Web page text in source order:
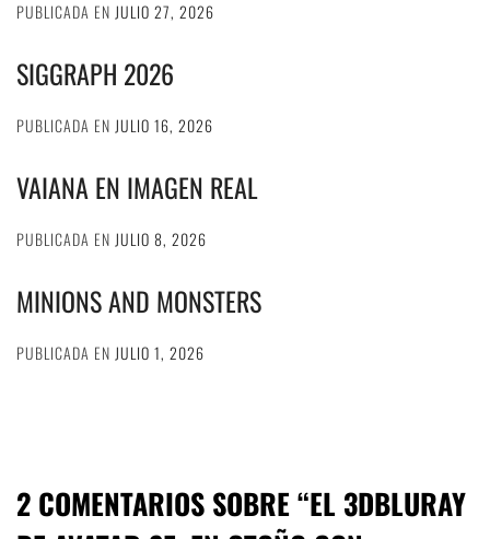
PUBLICADA EN JULIO 27, 2026
SIGGRAPH 2026
PUBLICADA EN JULIO 16, 2026
VAIANA EN IMAGEN REAL
PUBLICADA EN JULIO 8, 2026
MINIONS AND MONSTERS
PUBLICADA EN JULIO 1, 2026
2 COMENTARIOS SOBRE “EL 3DBLURAY